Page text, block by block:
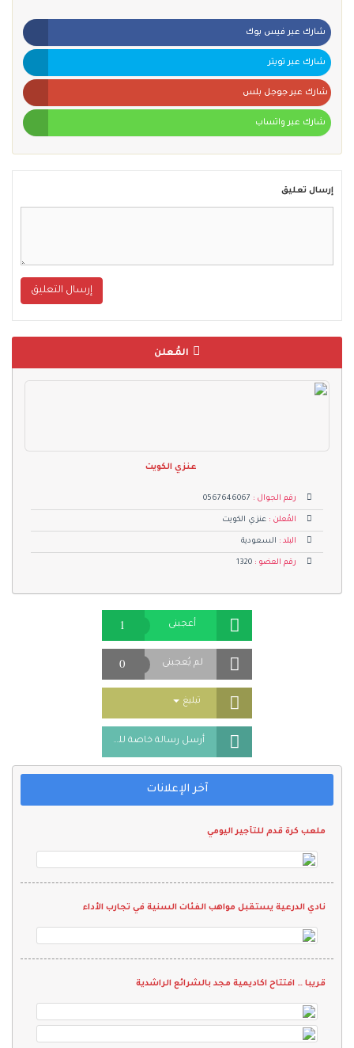
شارك عبر فيس بوك
شارك عبر تويتر
شارك عبر جوجل بلس
شارك عبر واتساب
إرسال تعليق
إرسال التعليق
المُعلن
عنزي الكويت
رقم الجوال : 0567646067
المُعلن : عنزي الكويت
البلد : السعودية
رقم العضو : 1320
أعجبنى 1
لم يُعجبنى 0
تبليغ Toggle Dropdown
أرسل رسالة خاصة للمُعلن
آخر الإعلانات
ملعب كرة قدم للتأجير اليومي
نادي الدرعية يستقبل مواهب الفئات السنية في تجارب الأداء
قريبا … افتتاح اكاديمية مجد بالشرائع الراشدية